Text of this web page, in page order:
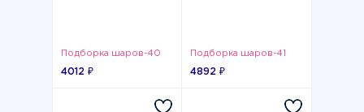
Подборка шаров-40
4012 ₽
Подборка шаров-41
4892 ₽